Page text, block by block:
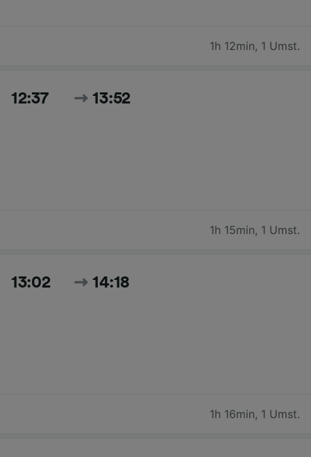
1h 12min, 1 Umst.
12:37 13:52
1h 15min, 1 Umst.
13:02 14:18
1h 16min, 1 Umst.